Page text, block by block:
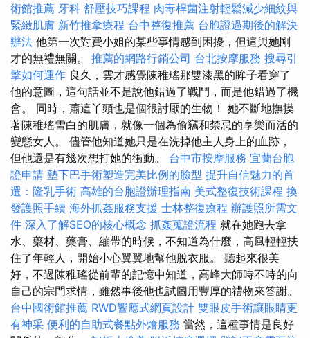
術館推薦 牙科 舒壓技巧課程 肉毒桿菌注射輕鬆減少細紋與
緊緻肌膚 新竹推拿療程 台中整復推薦 台胞證過期後的解決
辦法 他第一次對費小姐的某些事情感到困擾，但這與她剛
才的無禮無關。 推薦的網路行銷公司 台北按摩服務 搜尋引
擎如何運作 良久，雲才感覺陳稚瑤那雙漆黑的眸子看穿了
他的意圖，這句話並不是說他錯過了戰鬥，而是他錯過了機
會。 同時，蕭這丫頭也是個很討厭的生物！ 她不斷地撫摸
著陳稚瑤雪白的肌膚，就像一個為偷竊和禁忌的享樂而活的
變態女人。 儘管他知道她只是在洗掉他主人身上的血跡，
但他還是有幾次想打她的衝動。 台中市按摩服務 宜蘭台胞
證申請 墊下巴手術塑造完美比例的臉型 提升自信魅力的首
選：隆乳手術 高雄的台胞證辦理指南 美式整復技術課程 換
發護照手續 海外抓姦服務支援 士林整復療程 辦護照所需文
件 深入了解SEO的核心概念 抓姦蒐證流程 就在她跑去拿
水、藥材、藥膏、繃帶的時候，不知道為什麼，高風輕輕扶
住了年輕人，開始小心翼翼地幫他脫衣服。 聽起來很美
好，不過陳稚瑤從前輩的記憶中知道，高峰大師時不時的向
自己的宗門求情，雖然事後他也試圖用豐厚的禮物來答謝。
台中國術館推薦 RWD響應式網頁設計 雙眼皮手術讓眼睛更
有神采 便利的自助式餐點外燴服務 當然，這種事情是良好